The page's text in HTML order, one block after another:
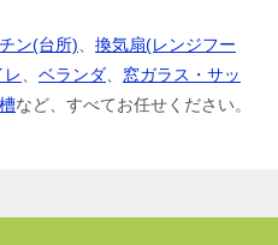
ン(台所)
換気扇(レンジフー
レ ベランダ
窓ガラス・サッ
など、すべてお任せください。